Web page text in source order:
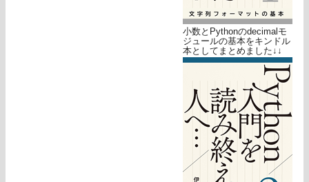
小数とPythonのdecimalモ
ジュールの基本をキンドル
本としてまとめました↓↓